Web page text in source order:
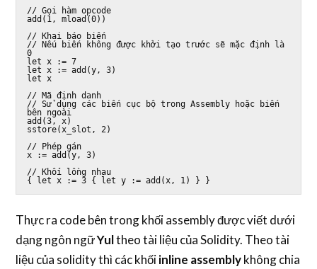
// Gọi hàm opcode
add(1, mload(0))
// Khai báo biến
// Nếu biến không được khởi tạo trước sẽ mặc định là
0
let x := 7
let x := add(y, 3)
let x
// Mã định danh
// Sử dụng các biến cục bộ trong Assembly hoặc biến
bên ngoài
add(3, x)
sstore(x_slot, 2)
// Phép gán
x := add(y, 3)
// Khối lồng nhau
{ let x := 3 { let y := add(x, 1) } }
Thực ra code bên trong khối assembly được viết dưới
dạng ngôn ngữYultheo tài liệu của Solidity. Theo tài
liệu của solidity thì các khốiinline assemblykhông chia